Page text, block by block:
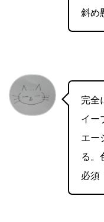
斜め
完全
イー
エー
る。
必須